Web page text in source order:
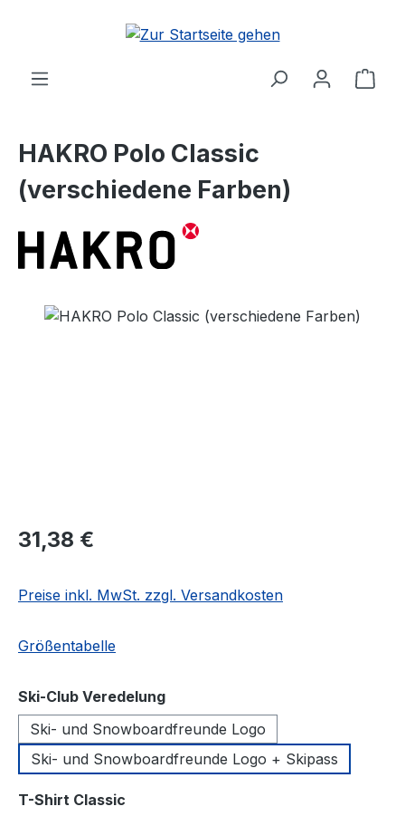
Zum Hauptinhalt springen
HAKRO Polo Classic
(verschiedene Farben)
Bildergalerie überspringen
Regulärer Preis:
31,38 €
Preise inkl. MwSt. zzgl. Versandkosten
Größentabelle
Ski-Club Veredelungauswählen
Ski- und Snowboardfreunde Logo
Ski- und Snowboardfreunde Logo + Skipass
T-Shirt Classic